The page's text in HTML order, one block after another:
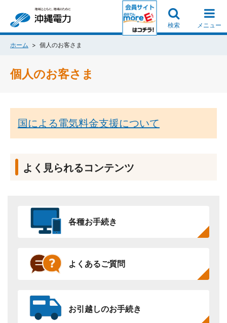
検索 メニュー
ホーム 個人のお客さま
個人のお客さま
国による電気料金支援について
よく見られるコンテンツ
各種お手続き
よくあるご質問
お引越しのお手続き